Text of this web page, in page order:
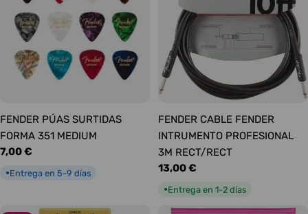
FENDER PÚAS SURTIDAS
FORMA 351 MEDIUM
Precio
7,00 €
●Entrega en 5-9 días
FENDER CABLE FENDER
INTRUMENTO PROFESIONAL
3M RECT/RECT
Precio
13,00 €
●Entrega en 1-2 días